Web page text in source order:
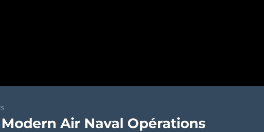
Air Naval Opérations